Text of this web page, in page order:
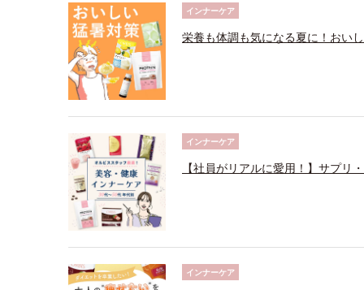
インナーケア
栄養も体調も気になる夏に！おい
インナーケア
【社員がリアルに愛用！】サプリ
インナーケア